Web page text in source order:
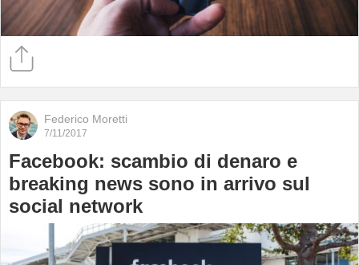
Federico Moretti
7/11/2017
Facebook: scambio di denaro e
breaking news sono in arrivo sul
social network